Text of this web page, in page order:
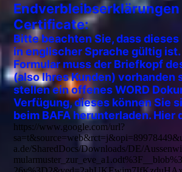
Endverbleibserklärungen
Certificate:
Bitte beachten Sie, dass dieses
in englischer Sprache gültig
Formular muss der Briefkopf
(also Ihres Kunden) vorhanden
stellen ein offenes WORD
Verfügung, dieses können Sie
beim BAFA herunterladen. Hier
https://www.google.com/url?
a.de/SharedDocs/Downloads/DE/